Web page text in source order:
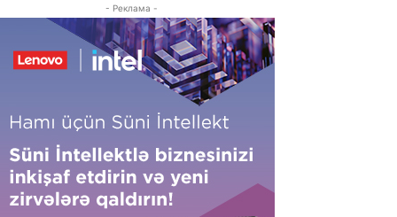
- Реклама -